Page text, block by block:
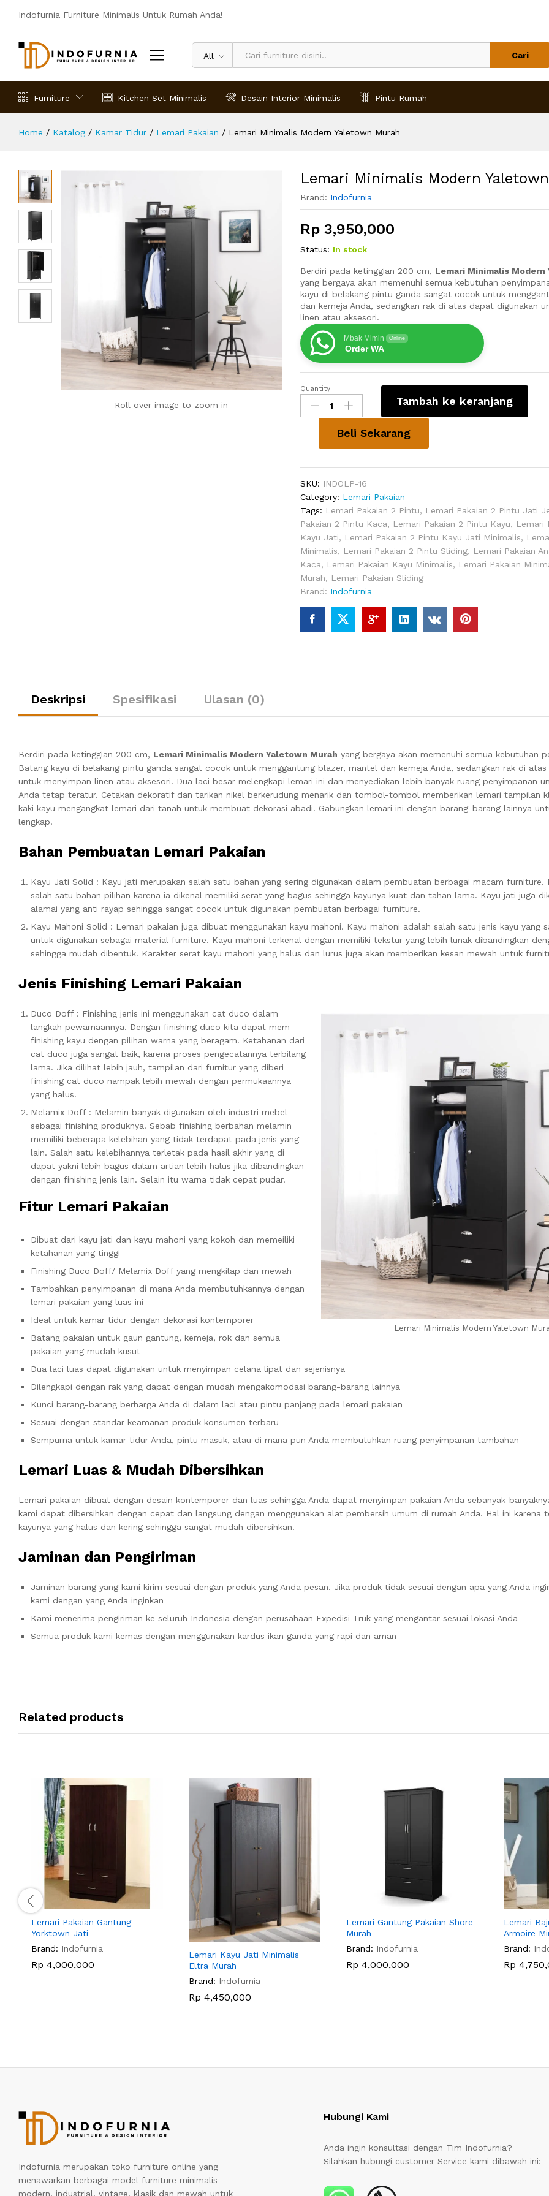
Indofurnia Furniture Minimalis Untuk Rumah Anda!
All Cari
Furniture Kitchen Set Minimalis Desain Interior Minimalis Pintu Rumah
Home / Katalog / Kamar Tidur / Lemari Pakaian / Lemari Minimalis Modern Yaletown Murah
Roll over image to zoom in
Lemari Minimalis Modern
Brand: Indofurnia
Rp3,950,000
Status: In stock
Berdiri pada ketinggian 200 cm, Lemari Minimalis Modern
yang bergaya akan memenuhi semua kebutuhan
kayu di belakang pintu ganda sangat cocok untuk
dan kemeja Anda, sedangkan rak di atas dapat digunakan
linen atau aksesori.
Mbak Mimin Online
Order WA
Lemari
Minimalis
Modern
Quantity:
Tambah ke keranjang
Beli Sekarang
SKU: INDOLP-16
Category: Lemari Pakaian
Tags: Lemari Pakaian 2 Pintu, Lemari Pakaian 2 Pintu Jati
Pakaian 2 Pintu Kaca, Lemari Pakaian 2 Pintu Kayu, Lemari
Kayu Jati, Lemari Pakaian 2 Pintu Kayu Jati Minimalis,
Minimalis, Lemari Pakaian 2 Pintu Sliding, Lemari Pakaian
Kaca, Lemari Pakaian Kayu Minimalis, Lemari Pakaian
Murah, Lemari Pakaian Sliding
Brand: Indofurnia
Deskripsi Spesifikasi Ulasan (0)
Berdiri pada ketinggian 200 cm, Lemari Minimalis Modern Yaletown Murah yang bergaya akan memenuhi semua kebutuhan
Batang kayu di belakang pintu ganda sangat cocok untuk menggantung blazer, mantel dan kemeja Anda, sedangkan rak di
untuk menyimpan linen atau aksesori. Dua laci besar melengkapi lemari ini dan menyediakan lebih banyak ruang penyimpanan
Anda tetap teratur. Cetakan dekoratif dan tarikan nikel berkerudung menarik dan tombol-tombol memberikan lemari tampilan
kaki kayu mengangkat lemari dari tanah untuk membuat dekorasi abadi. Gabungkan lemari ini dengan barang-barang lainnya
lengkap.
Bahan Pembuatan Lemari Pakaian
Kayu Jati Solid : Kayu jati merupakan salah satu bahan yang sering digunakan dalam pembuatan berbagai macam furniture.
salah satu bahan pilihan karena ia dikenal memiliki serat yang bagus sehingga kayunya kuat dan tahan lama. Kayu jati juga
alamai yang anti rayap sehingga sangat cocok untuk digunakan pembuatan berbagai furniture.
Kayu Mahoni Solid : Lemari pakaian juga dibuat menggunakan kayu mahoni. Kayu mahoni adalah salah satu jenis kayu yang
untuk digunakan sebagai material furniture. Kayu mahoni terkenal dengan memiliki tekstur yang lebih lunak dibandingkan
sehingga mudah dibentuk. Karakter serat kayu mahoni yang halus dan lurus juga akan memberikan kesan mewah untuk
Jenis Finishing Lemari Pakaian
Lemari Minimalis Modern Yaletown
Duco Doff : Finishing jenis ini menggunakan cat duco dalam
langkah pewarnaannya. Dengan finishing duco kita dapat mem-
finishing kayu dengan pilihan warna yang beragam. Ketahanan dari
cat duco juga sangat baik, karena proses pengecatannya terbilang
lama. Jika dilihat lebih jauh, tampilan dari furnitur yang diberi
finishing cat duco nampak lebih mewah dengan permukaannya
yang halus.
Melamix Doff : Melamin banyak digunakan oleh industri mebel
sebagai finishing produknya. Sebab finishing berbahan melamin
memiliki beberapa kelebihan yang tidak terdapat pada jenis yang
lain. Salah satu kelebihannya terletak pada hasil akhir yang di
dapat yakni lebih bagus dalam artian lebih halus jika dibandingkan
dengan finishing jenis lain. Selain itu warna tidak cepat pudar.
Fitur Lemari Pakaian
Dibuat dari kayu jati dan kayu mahoni yang kokoh dan memeiliki
ketahanan yang tinggi
Finishing Duco Doff/ Melamix Doff yang mengkilap dan mewah
Tambahkan penyimpanan di mana Anda membutuhkannya dengan
lemari pakaian yang luas ini
Ideal untuk kamar tidur dengan dekorasi kontemporer
Batang pakaian untuk gaun gantung, kemeja, rok dan semua
pakaian yang mudah kusut
Dua laci luas dapat digunakan untuk menyimpan celana lipat dan sejenisnya
Dilengkapi dengan rak yang dapat dengan mudah mengakomodasi barang-barang lainnya
Kunci barang-barang berharga Anda di dalam laci atau pintu panjang pada lemari pakaian
Sesuai dengan standar keamanan produk konsumen terbaru
Sempurna untuk kamar tidur Anda, pintu masuk, atau di mana pun Anda membutuhkan ruang penyimpanan tambahan
Lemari Luas & Mudah Dibersihkan
Lemari pakaian dibuat dengan desain kontemporer dan luas sehingga Anda dapat menyimpan pakaian Anda sebanyak-
kami dapat dibersihkan dengan cepat dan langsung dengan menggunakan alat pembersih umum di rumah Anda. Hal ini karena
kayunya yang halus dan kering sehingga sangat mudah dibersihkan.
Jaminan dan Pengiriman
Jaminan barang yang kami kirim sesuai dengan produk yang Anda pesan. Jika produk tidak sesuai dengan apa yang Anda
kami dengan yang Anda inginkan
Kami menerima pengiriman ke seluruh Indonesia dengan perusahaan Expedisi Truk yang mengantar sesuai lokasi Anda
Semua produk kami kemas dengan menggunakan kardus ikan ganda yang rapi dan aman
Related products
Lemari Pakaian Gantung
Yorktown Jati
Brand: Indofurnia
Rp 4,000,000
Lemari Kayu Jati Minimalis
Eltra Murah
Brand: Indofurnia
Rp 4,450,000
Lemari Gantung Pakaian Shore
Murah
Brand: Indofurnia
Rp 4,000,000
Lemari
Armoire
Brand:
Rp
Indofurnia merupakan toko furniture online yang
menawarkan berbagai model furniture minimalis
modern, industrial, vintage, klasik dan mewah untuk
Hubungi Kami
Anda ingin konsultasi dengan Tim Indofurnia?
Silahkan hubungi customer Service kami dibawah ini:
Deskripsi Spesifikasi Ulasan (0)